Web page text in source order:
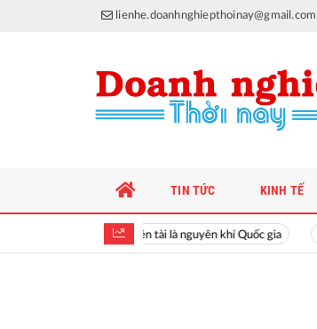
lienhe.doanhnghiepthoinay@gmail.com
Hiền tài là nguyên khí Quốc gia
TIN TỨC KINH TẾ